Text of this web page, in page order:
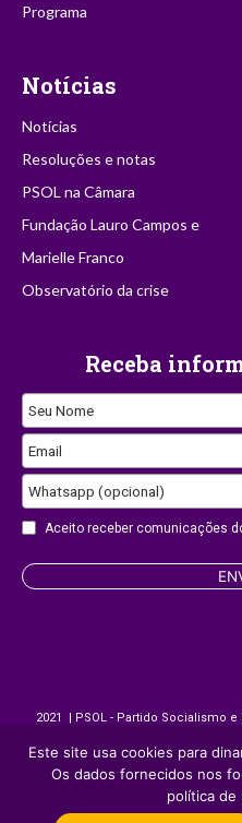
Programa
Notícias
Notícias
Resoluções e notas
PSOL na Câmara
Fundação Lauro Campos e
Marielle Franco
Observatório da crise
Receba
Seu Nome
Email
Whatsapp (opcional)
Aceito receber comunicações
2021 | PSOL - Partido Socialismo
desde que
Site
Este site usa cookies para
Os dados fornecidos nos
política de